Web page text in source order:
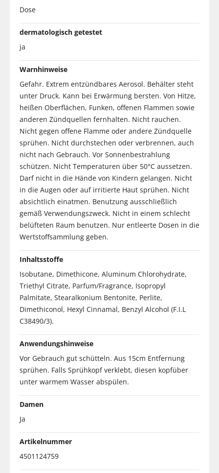
Dose
dermatologisch getestet
ja
Warnhinweise
Gefahr. Extrem entzündbares Aerosol. Behälter steht
unter Druck. Kann bei Erwärmung bersten. Von Hitze,
heißen Oberflächen, Funken, offenen Flammen sowie
anderen Zündquellen fernhalten. Nicht rauchen.
Nicht gegen offene Flamme oder andere Zündquelle
sprühen. Nicht durchstechen oder verbrennen, auch
nicht nach Gebrauch. Vor Sonnenbestrahlung
schützen. Nicht Temperaturen über 50°C aussetzen.
Darf nicht in die Hände von Kindern gelangen. Nicht
in die Augen oder auf irritierte Haut sprühen. Nicht
absichtlich einatmen. Benutzung ausschließlich
gemäß Verwendungszweck. Nicht in einem schlecht
belüfteten Raum benutzen. Nur entleerte Dosen in die
Wertstoffsammlung geben.
Inhaltsstoffe
Isobutane, Dimethicone, Aluminum Chlorohydrate,
Triethyl Citrate, Parfum/Fragrance, Isopropyl
Palmitate, Stearalkonium Bentonite, Perlite,
Dimethiconol, Hexyl Cinnamal, Benzyl Alcohol (F.I.L
C38490/3).
Anwendungshinweise
Vor Gebrauch gut schütteln. Aus 15cm Entfernung
sprühen. Falls Sprühkopf verklebt, diesen kopfüber
unter warmem Wasser abspülen.
Damen
Ja
Artikelnummer
4501124759